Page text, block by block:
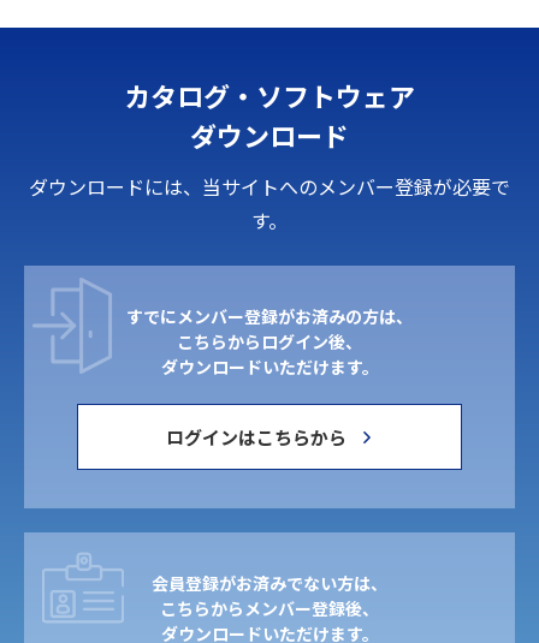
カタログ・ソフトウェア
ダウンロード
ダウンロードには、当サイトへのメンバー登録が必要で
す。
すでにメンバー登録がお済みの方は、
こちらからログイン後、
ダウンロードいただけます。
ログインはこちらから
会員登録がお済みでない方は、
こちらからメンバー登録後、
ダウンロードいただけます。